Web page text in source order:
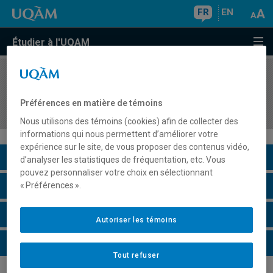
FR EN
Étudier à l'UQAM
COURS//
secondaire: préparation pour l'action didactique
Description du cours
Horaire - Été 2026
Horaire - Automne 2026
Horaire - Hiver 2027
Préférences en matière de témoins
Nous utilisons des témoins (cookies) afin de collecter des
informations qui nous permettent d’améliorer votre
expérience sur le site, de vous proposer des contenus vidéo,
d’analyser les statistiques de fréquentation, etc. Vous
pouvez personnaliser votre choix en sélectionnant
« Préférences ».
Tout refuser
Autoriser les témoins